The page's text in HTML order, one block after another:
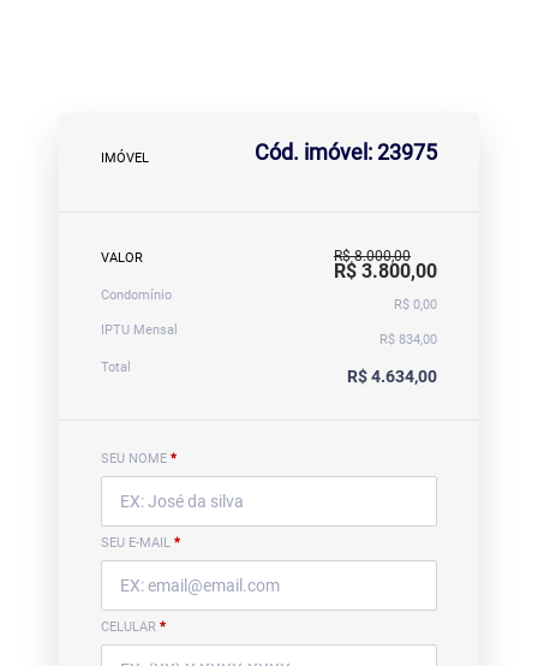
IMÓVEL Cód. imóvel: 23975
VALOR R$ 8.000,00
R$ 3.800,00
Condomínio
R$ 0,00
IPTU Mensal
R$ 834,00
Total
R$ 4.634,00
SEU NOME *
SEU E-MAIL *
CELULAR *